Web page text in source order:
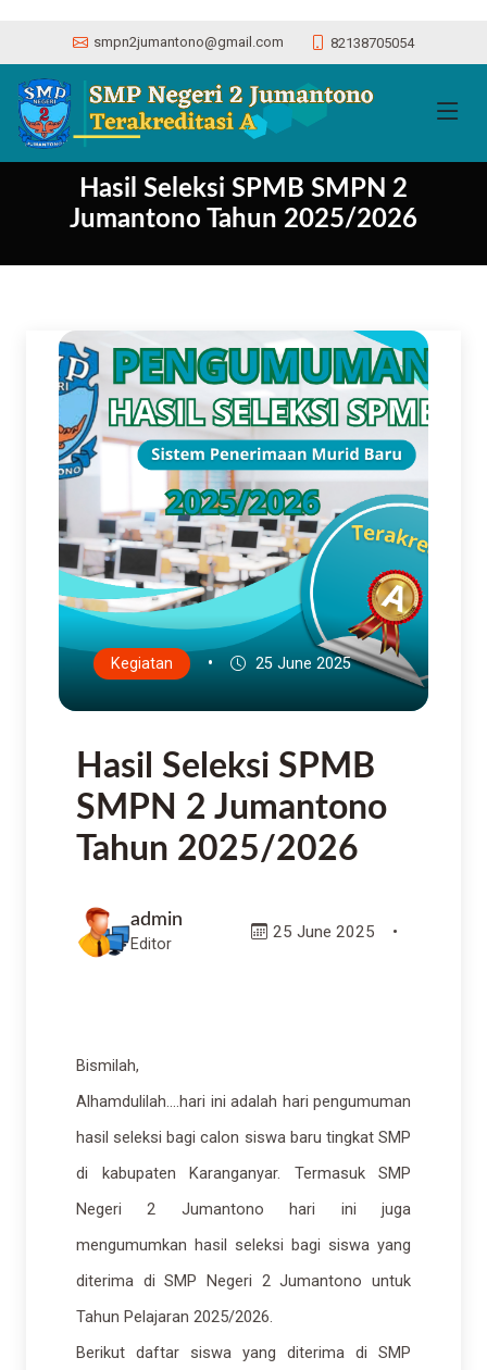
Hasil Seleksi SPMB SMPN 2
Jumantono Tahun 2025/2026
Kegiatan • 25 June 2025
Hasil Seleksi SPMB
SMPN 2 Jumantono
Tahun 2025/2026
admin
Editor
25 June 2025
Bismilah,
Alhamdulilah....hari ini adalah hari pengumuman
hasil seleksi bagi calon siswa baru tingkat SMP
di kabupaten Karanganyar. Termasuk SMP
Negeri 2 Jumantono hari ini juga
mengumumkan hasil seleksi bagi siswa yang
diterima di SMP Negeri 2 Jumantono untuk
Tahun Pelajaran 2025/2026.
Berikut daftar siswa yang diterima di SMP